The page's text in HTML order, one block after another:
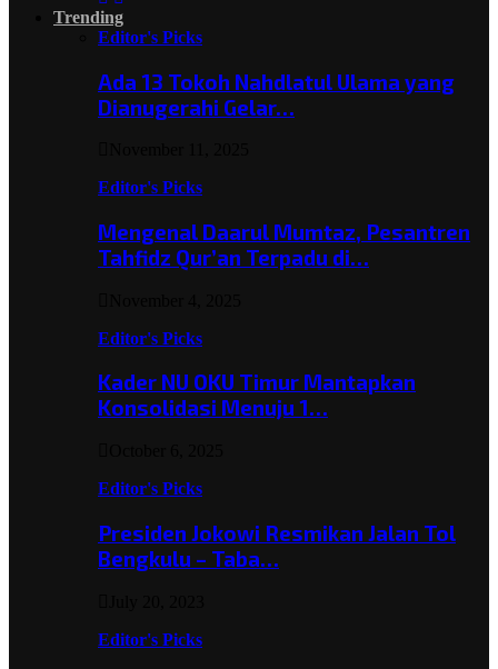
Trending
Editor's Picks
Ada 13 Tokoh Nahdlatul Ulama yang
Dianugerahi Gelar…
Editor's Picks
Mengenal Daarul Mumtaz, Pesantren
Tahfidz Qur’an Terpadu di…
Editor's Picks
Kader NU OKU Timur Mantapkan
Konsolidasi Menuju 1…
Editor's Picks
Presiden Jokowi Resmikan Jalan Tol
Bengkulu – Taba…
Editor's Picks